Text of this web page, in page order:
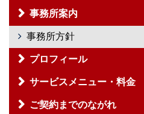
事務所案内
事務所方針
プロフィール
サービスメニュー・料金
ご契約までのながれ